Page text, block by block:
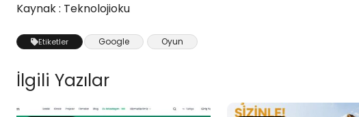
Kaynak : Teknolojioku
Etiketler Google Oyun
İlgili Yazılar